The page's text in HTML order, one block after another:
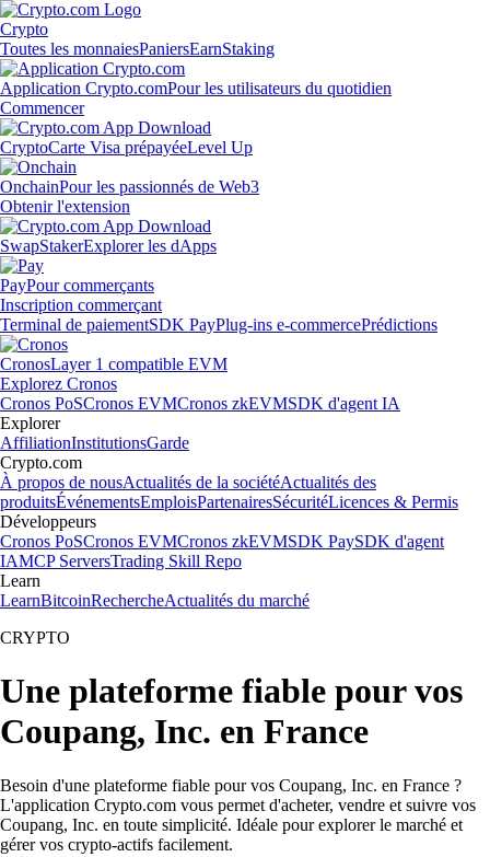
Crypto
Toutes les monnaiesPaniersEarnStaking
Application Crypto.comPour les utilisateurs du quotidien
Commencer
CryptoCarte Visa prépayéeLevel Up
OnchainPour les passionnés de Web3
Obtenir l'extension
SwapStakerExplorer les dApps
PayPour commerçants
Inscription commerçant
Terminal de paiementSDK PayPlug-ins e-commercePrédictions
CronosLayer 1 compatible EVM
Explorez Cronos
Cronos PoSCronos EVMCronos zkEVMSDK d'agent IA
Explorer
AffiliationInstitutionsGarde
Crypto.com
À propos de nousActualités de la sociétéActualités des
produitsÉvénementsEmploisPartenairesSécuritéLicences & Permis
Développeurs
Cronos PoSCronos EVMCronos zkEVMSDK PaySDK d'agent
IAMCP ServersTrading Skill Repo
Learn
LearnBitcoinRechercheActualités du marché
CRYPTO
Une plateforme fiable pour vos
Coupang, Inc. en France
Besoin d'une plateforme fiable pour vos Coupang, Inc. en France ?
L'application Crypto.com vous permet d'acheter, vendre et suivre vos
Coupang, Inc. en toute simplicité. Idéale pour explorer le marché et
gérer vos crypto-actifs facilement.